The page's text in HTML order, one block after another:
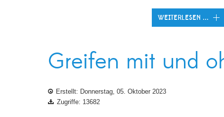
WEITERLESEN ...
Greifen mit und
Erstellt: Donnerstag, 05. Oktober 2023
Zugriffe: 13682